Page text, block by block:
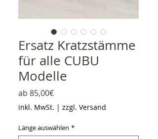
Ersatz Kratzstämme
für alle CUBU
Modelle
ab 85,00€Sale-Preis
inkl. MwSt. | zzgl. Versand
Länge auswählen *